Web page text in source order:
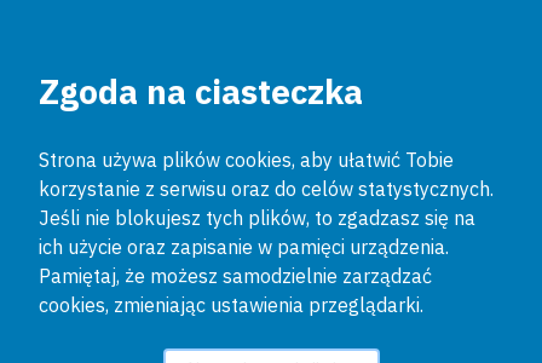
Zgoda na ciasteczka
Strona używa plików cookies, aby ułatwić Tobie
korzystanie z serwisu oraz do celów statystycznych.
Jeśli nie blokujesz tych plików, to zgadzasz się na
ich użycie oraz zapisanie w pamięci urządzenia.
Pamiętaj, że możesz samodzielnie zarządzać
cookies, zmieniając ustawienia przeglądarki.